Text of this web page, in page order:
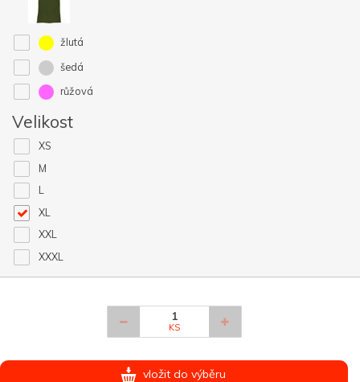
žlutá
šedá
růžová
Velikost
XS
M
L
XL
XXL
XXXL
KS
vložit do výběru